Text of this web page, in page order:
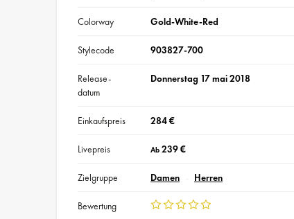
Colorway Gold-White-Red
Stylecode 903827-700
Release-
datum
Donnerstag 17 mai 2018
Einkaufspreis 284 €
Livepreis Ab239 €
Zielgruppe Damen Herren
Bewertung